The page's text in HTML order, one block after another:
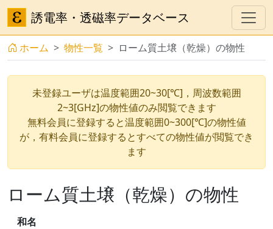
誘電率・透磁率データベース
ホーム 物性一覧 ローム質土壌（乾燥）の物性
未登録ユーザは温度範囲20~30[℃]，周波数範囲
2~3[GHz]の物性値のみ閲覧できます
無料会員に登録すると温度範囲0~300[℃]の物性値
が，有料会員に登録するとすべての物性値が閲覧でき
ます
ローム質土壌（乾燥）の物性
和名